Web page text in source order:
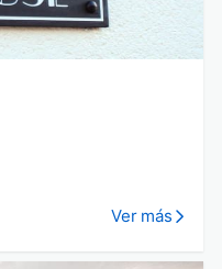
Ver más